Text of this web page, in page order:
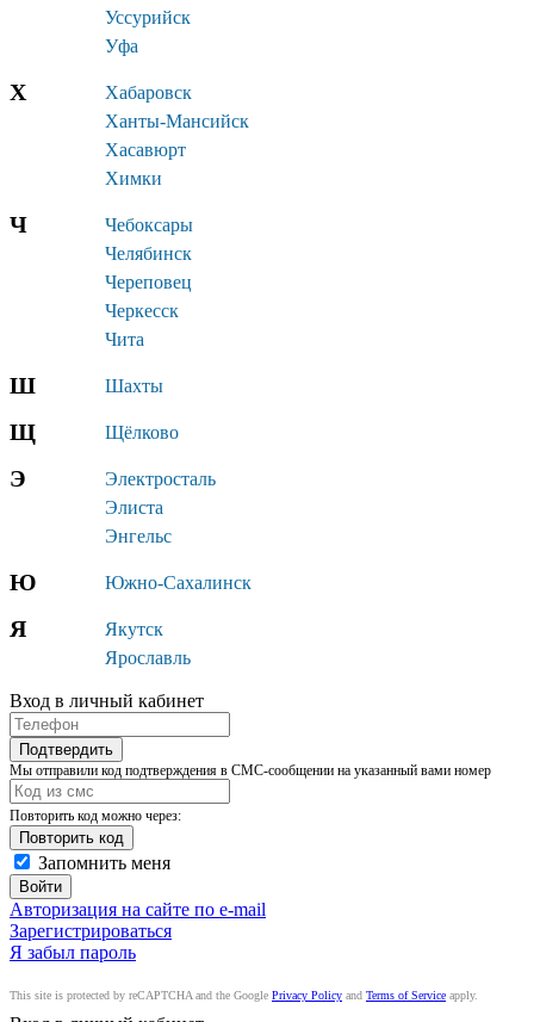
Уссурийск
Уфа
Х
Хабаровск
Ханты-Мансийск
Хасавюрт
Химки
Ч
Чебоксары
Челябинск
Череповец
Черкесск
Чита
Ш Шахты
Щ Щёлково
Э
Электросталь
Элиста
Энгельс
Ю Южно-Сахалинск
Я
Якутск
Ярославль
Вход в личный кабинет
Подтвердить
Мы отправили код подтверждения в СМС-сообщении на указанный вами номер
Повторить код можно через:
Запомнить меня
Войти
Авторизация на сайте по e-mail
Зарегистрироваться
Я забыл пароль
This site is protected by reCAPTCHA and the Google Privacy Policy and Terms of Service apply.